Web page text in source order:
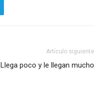
Artículo siguiente
Llega poco y le llegan mucho